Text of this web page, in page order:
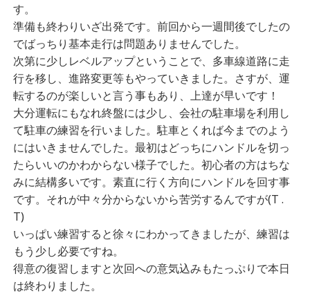
す。
準備も終わりいざ出発です。前回から一週間後でしたの
でばっちり基本走行は問題ありませんでした。
次第に少しレベルアップということで、多車線道路に走
行を移し、進路変更等もやっていきました。さすが、運
転するのが楽しいと言う事もあり、上達が早いです！
大分運転にもなれ終盤には少し、会社の駐車場を利用し
て駐車の練習を行いました。駐車とくれば今までのよう
にはいきませんでした。最初はどっちにハンドルを切っ
たらいいのかわからない様子でした。初心者の方はちな
みに結構多いです。素直に行く方向にハンドルを回す事
です。それが中々分からないから苦労するんですが(T .
T)
いっぱい練習すると徐々にわかってきましたが、練習は
もう少し必要ですね。
得意の復習しますと次回への意気込みもたっぷりで本日
は終わりました。